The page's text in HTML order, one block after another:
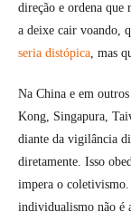
direção e ordena que
a deixe cair voando,
seria distópica, mas
Na China e em
Kong, Singapura,
diante da vigilância
diretamente. Isso
impera o
individualismo não é